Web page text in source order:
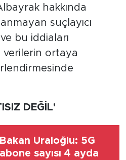
hakkında
suçlayıcı
bu iddiaları
ortaya
DEĞİL'
Bakan Uraloğlu: 5G
abone sayısı 4 ayda